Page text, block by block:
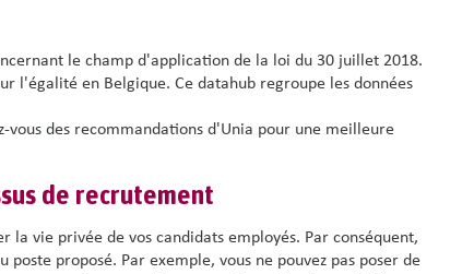
le champ d'application de la loi du 30 juillet 2018.
l'égalité en Belgique. Ce datahub regroupe les données
vous des recommandations d'Unia pour une meilleure
de recrutement
la vie privée de vos candidats employés. Par conséquent,
proposé. Par exemple, vous ne pouvez pas poser de